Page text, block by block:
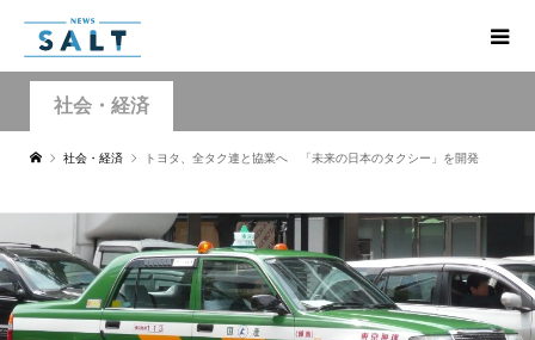
社会・経済
社会・経済 トヨタ、全タク連と協業へ 「未来の日本のタクシー」を開発